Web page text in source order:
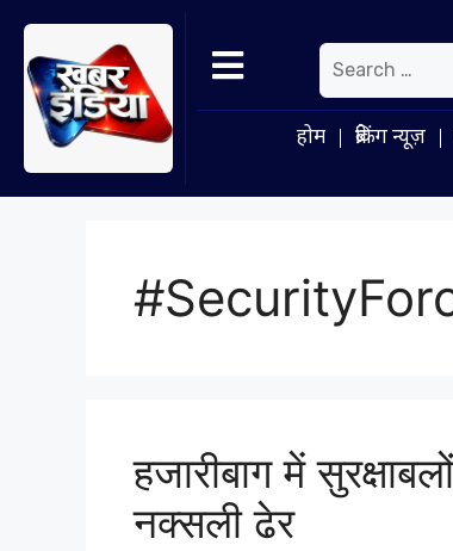
होम ब्रेकिंग न्यूज़
हजारीबाग में
नक्सली ढेर